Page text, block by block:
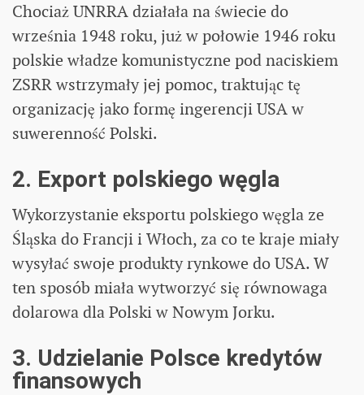
Chociaż UNRRA działała na świecie do
września 1948 roku, już w połowie 1946 roku
polskie władze komunistyczne pod naciskiem
ZSRR wstrzymały jej pomoc, traktując tę
organizację jako formę ingerencji USA w
suwerenność Polski.
2. Export polskiego węgla
Wykorzystanie eksportu polskiego węgla ze
Śląska do Francji i Włoch, za co te kraje miały
wysyłać swoje produkty rynkowe do USA. W
ten sposób miała wytworzyć się równowaga
dolarowa dla Polski w Nowym Jorku.
3. Udzielanie Polsce kredytów
finansowych